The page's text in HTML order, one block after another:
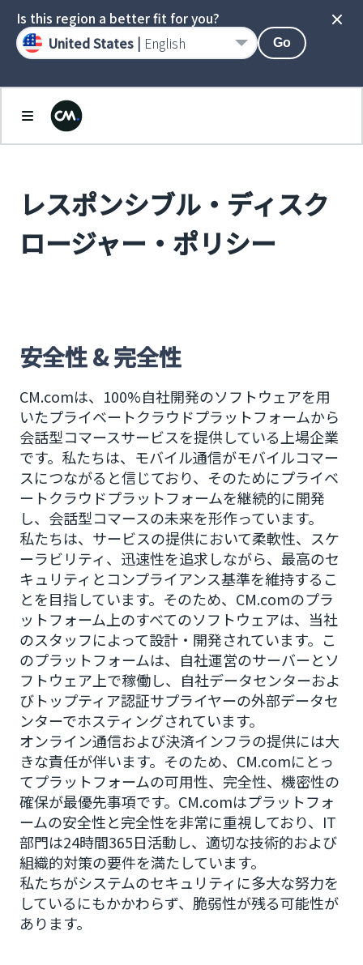
レスポンシブル・ディスク
ロージャー・ポリシー
安全性 & 完全性
CM.comは、100%自社開発のソフトウェアを用
いたプライベートクラウドプラットフォームから
会話型コマースサービスを提供している上場企業
です。私たちは、モバイル通信がモバイルコマー
スにつながると信じており、そのためにプライベ
ートクラウドプラットフォームを継続的に開発
し、会話型コマースの未来を形作っています。
私たちは、サービスの提供において柔軟性、スケ
ーラビリティ、迅速性を追求しながら、最高のセ
キュリティとコンプライアンス基準を維持するこ
とを目指しています。そのため、CM.comのプラ
ットフォーム上のすべてのソフトウェアは、当社
のスタッフによって設計・開発されています。こ
のプラットフォームは、自社運営のサーバーとソ
フトウェア上で稼働し、自社データセンターおよ
びトップティア認証サプライヤーの外部データセ
ンターでホスティングされています。
オンライン通信および決済インフラの提供には大
きな責任が伴います。そのため、CM.comにとっ
てプラットフォームの可用性、完全性、機密性の
確保が最優先事項です。CM.comはプラットフォ
ームの安全性と完全性を非常に重視しており、IT
部門は24時間365日活動し、適切な技術的および
組織的対策の要件を満たしています。
私たちがシステムのセキュリティに多大な努力を
しているにもかかわらず、脆弱性が残る可能性が
あります。
Is this region a better fit for you?
United States | English Go